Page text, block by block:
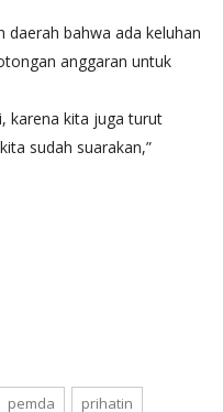
daerah bahwa ada keluhan
anggaran untuk
karena kita juga turut
sudah suarakan,”
pemda prihatin